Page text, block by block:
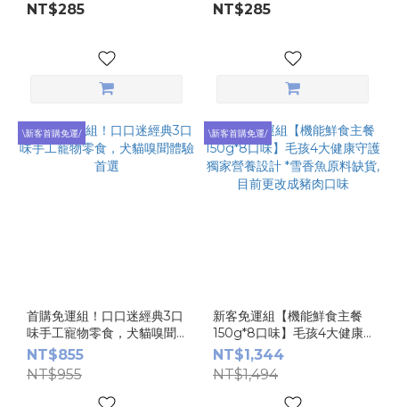
NT$285 NT$285
\新客首購免運/
首購免運組！口口迷經典3口
味手工寵物零食，犬貓嗅聞
體驗首選
NT$855
NT$955
\新客首購免運/
新客免運組【機能鮮食主餐
150g*8口味】毛孩4大健康
守護 獨家營養設計 *雪香魚
原料缺貨,目前更改成豬肉口
味
NT$1,344
NT$1,494